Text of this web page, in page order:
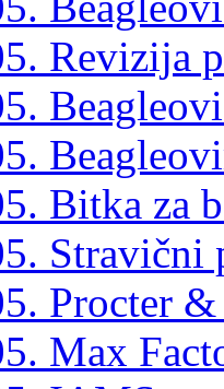
Revizija
Bitka za
Stravični
Procter
Max